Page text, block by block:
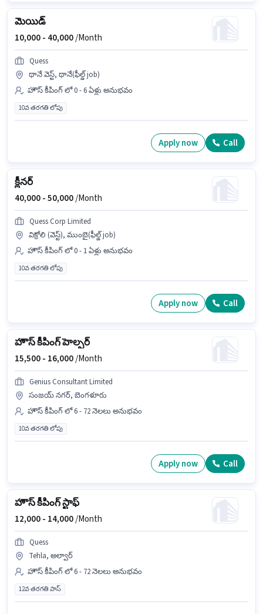
మెయిడ్
10,000 - 40,000/Month
Quess
థానే వెస్ట్, థానే(ఫీల్డ్ job)
హౌస్ కీపింగ్ లో 0 - 6 ఏళ్లు అనుభవం
10వ తరగతి లోపు
Apply now Call
క్లీనర్
40,000 -50,000/Month
Quess Corp Limited
విక్రోలి (వెస్ట్), ముంబై(ఫీల్డ్ job)
హౌస్ కీపింగ్ లో 0 - 1 ఏళ్లు అనుభవం
10వ తరగతి లోపు
Apply now Call
హౌస్ కీపింగ్ హెల్పర్
15,500 - 16,000/Month
Genius Consultant Limited
సంజయ్ నగర్, బెంగళూరు
హౌస్ కీపింగ్ లో 6 - 72 నెలలు అనుభవం
10వ తరగతి లోపు
Apply now Call
హౌస్ కీపింగ్ స్టాఫ్
12,000 - 14,000/Month
Quess
Tehla, అల్వార్
హౌస్ కీపింగ్ లో 6 - 72 నెలలు అనుభవం
12వ తరగతి పాస్